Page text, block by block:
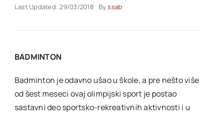
Kontakt
Last Updated: 29/03/2018 Byssab
BADMINTON
Badminton je odavno ušao u škole, a pre nešto više
od šest meseci ovaj olimpijski sport je postao
sastavni deo sportsko-rekreativnih aktivnosti i u